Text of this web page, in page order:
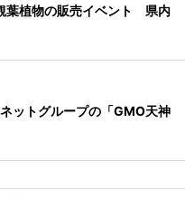
葉植物の販売イベント 県内
ットグループの「GMO天神